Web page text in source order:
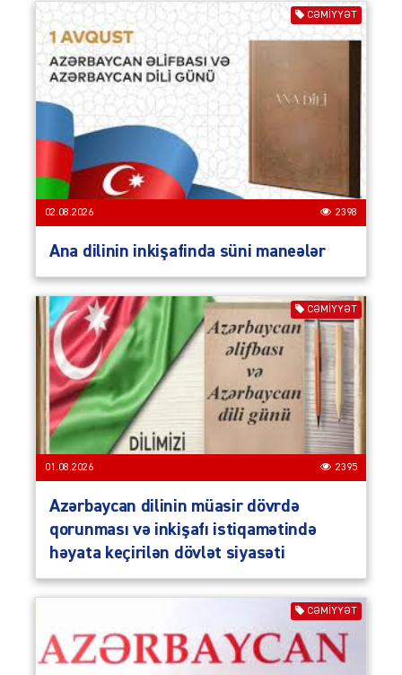
CƏMIYYƏT
02.08.2026 2398
Ana dilinin inkişafinda süni maneələr
CƏMIYYƏT
01.08.2026 2395
Azərbaycan dilinin müasir dövrdə
qorunması və inkişafı istiqamətində
həyata keçirilən dövlət siyasəti
CƏMIYYƏT